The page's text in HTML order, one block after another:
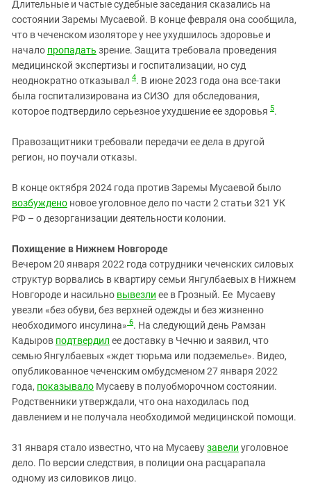
Длительные и частые судебные заседания сказались на
состоянии Заремы Мусаевой. В конце февраля она сообщила,
что в чеченском изоляторе у нее ухудшилось здоровье и
начало пропадать зрение. Защита требовала проведения
медицинской экспертизы и госпитализации, но суд
неоднократно отказывал 4. В июне 2023 года она все-таки
была госпитализирована из СИЗО для обследования,
которое подтвердило серьезное ухудшение ее здоровья 5.
Правозащитники требовали передачи ее дела в другой
регион, но поучали отказы.
В конце октября 2024 года против Заремы Мусаевой было
возбуждено новое уголовное дело по части 2 статьи 321 УК
РФ – о дезорганизации деятельности колонии.
Похищение в Нижнем Новгороде
Вечером 20 января 2022 года сотрудники чеченских силовых
структур ворвались в квартиру семьи Янгулбаевых в Нижнем
Новгороде и насильно вывезли ее в Грозный. Ее Мусаеву
увезли «без обуви, без верхней одежды и без жизненно
необходимого инсулина» 6. На следующий день Рамзан
Кадыров подтвердил ее доставку в Чечню и заявил, что
семью Янгулбаевых «ждет тюрьма или подземелье». Видео,
опубликованное чеченским омбудсменом 27 января 2022
года, показывало Мусаеву в полуобморочном состоянии.
Родственники утверждали, что она находилась под
давлением и не получала необходимой медицинской помощи.
31 января стало известно, что на Мусаевузавели уголовное
дело. По версии следствия, в полиции она расцарапала
одному из силовиков лицо.